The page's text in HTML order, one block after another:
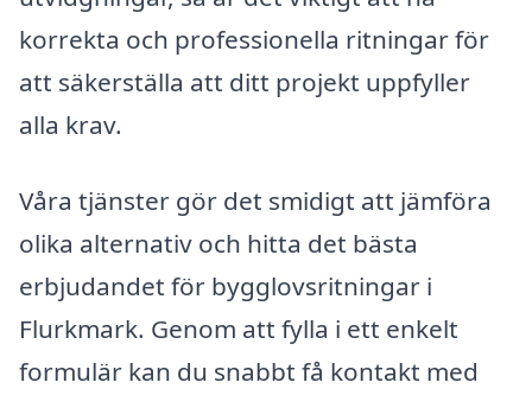
korrekta och professionella ritningar för
att säkerställa att ditt projekt uppfyller
alla krav.
Våra tjänster gör det smidigt att jämföra
olika alternativ och hitta det bästa
erbjudandet för bygglovsritningar i
Flurkmark. Genom att fylla i ett enkelt
formulär kan du snabbt få kontakt med